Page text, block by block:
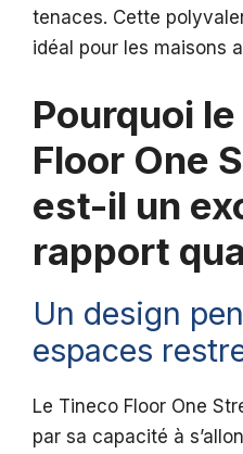
tenaces. Cette
idéal pour les maisons
Pourquoi
Floor One
est-il un
rapport
Un design
espaces
Le Tineco Floor One
par sa capacité à